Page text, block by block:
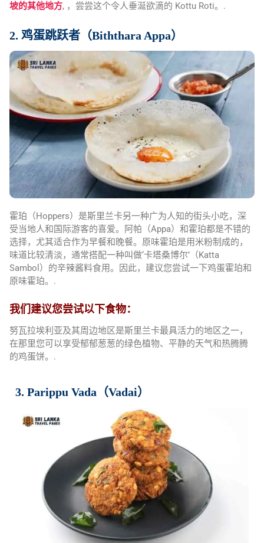
坡的其他地方, ，尝尝这个令人垂涎欲滴的 Kottu Roti。.
2. 鸡蛋跳跃者（Biththara Appa）
霍珀（Hoppers）是斯里兰卡另一种广为人知的街头小吃，深
受当地人和国际游客的喜爱。阿帕（Appa）和霍珀都是不错的
选择，尤其适合作为早餐和晚餐。原味霍珀是用米粉制成的，
味道比较清淡，通常搭配一种叫做‘卡塔桑博尔’（Katta
Sambol）的辛辣酱料食用。因此，建议您尝试一下鸡蛋霍珀和
原味霍珀。.
我们建议您尝试以下食物：
努瓦拉埃利亚及其周边地区是斯里兰卡最具活力的地区之一，
在那里您可以享受郁郁葱葱的绿色植物、平静的天气和热腾腾
的鸡蛋饼。.
3. Parippu Vada（Vadai）